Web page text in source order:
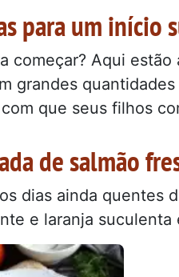
para um início
começar? Aqui
grandes quantidades
que seus filhos
de salmão
dias ainda quentes
e laranja suculenta